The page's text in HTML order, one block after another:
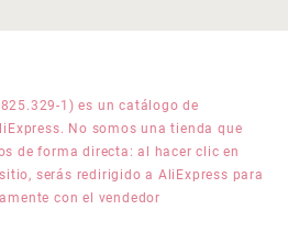
1) es un catálogo de
No somos una tienda que
de forma directa: al hacer clic en
serás redirigido a AliExpress para
con el vendedor